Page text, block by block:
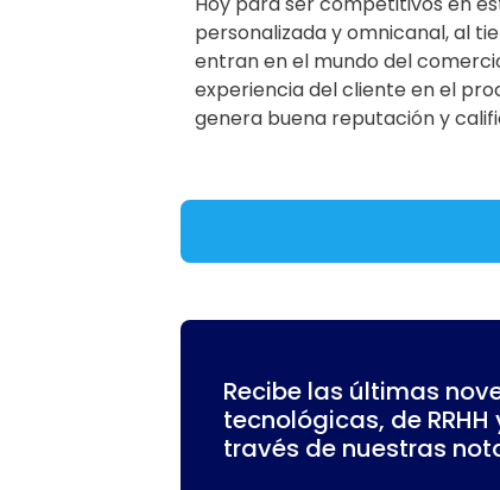
personalizada y omnicanal, al
entran en el mundo del
experiencia del cliente en el
genera buena reputación y
Recibe las últimas
tecnológicas, de
través de nuestras